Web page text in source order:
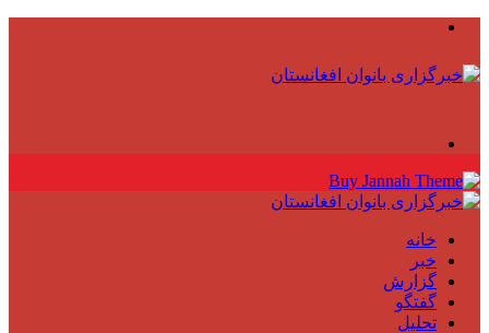
خانه
خبر
گزارش
گفتگو
تحلیل